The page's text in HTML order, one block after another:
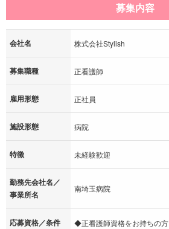
募集内容
会社名 株式会社Stylish
募集職種 正看護師
雇用形態 正社員
施設形態 病院
特徴 未経験歓迎
勤務先会社名／
事業所名
南埼玉病院
応募資格／条件 ◆正看護師資格をお持ちの方